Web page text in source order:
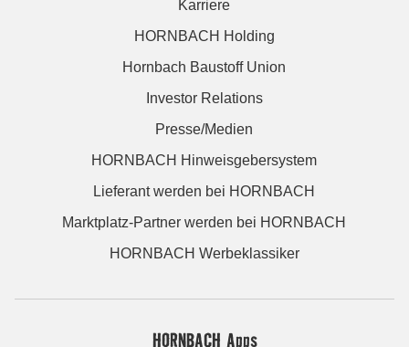
Karriere
HORNBACH Holding
Hornbach Baustoff Union
Investor Relations
Presse/Medien
HORNBACH Hinweisgebersystem
Lieferant werden bei HORNBACH
Marktplatz-Partner werden bei HORNBACH
HORNBACH Werbeklassiker
HORNBACH Apps